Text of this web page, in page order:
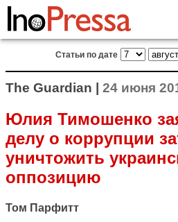
Статьи по дате
The Guardian | 24 июня
Юлия Тимошенко
делу о коррупции
уничтожить
оппозицию
Том Парфитт